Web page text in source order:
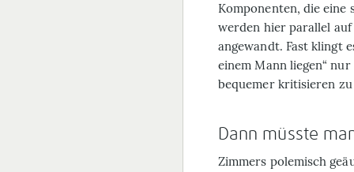
Komponenten, die eine
werden hier parallel auf
angewandt. Fast klingt
einem Mann liegen“
bequemer kritisieren
Dann müsste
Zimmers polemisch